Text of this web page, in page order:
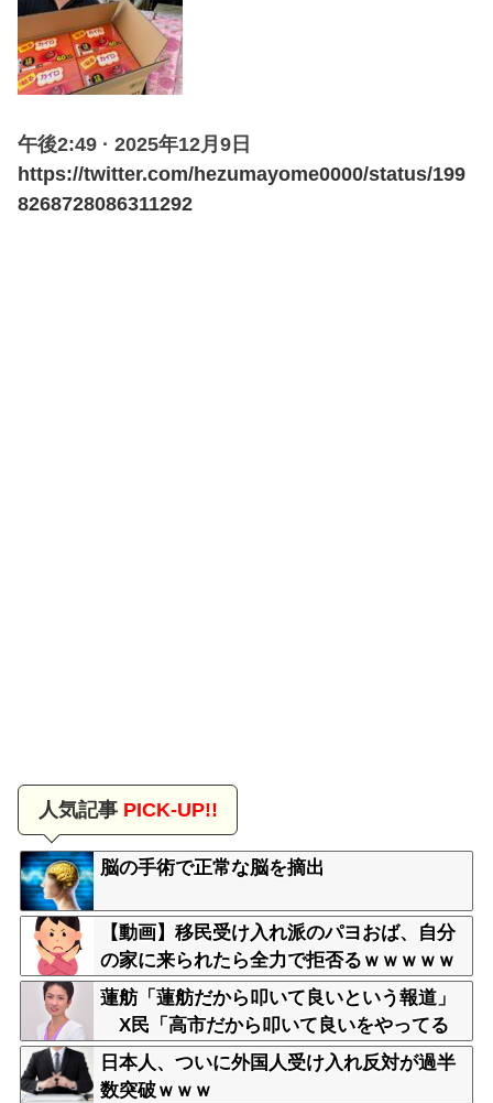
午後2:49 · 2025年12月9日
https://twitter.com/hezumayome0000/status/199
8268728086311292
人気記事PICK-UP!!
脳の手術で正常な脳を摘出
【動画】移民受け入れ派のパヨおば、自分
の家に来られたら全力で拒否るｗｗｗｗｗ
ｗｗｗｗｗｗｗ
蓮舫「蓮舫だから叩いて良いという報道」
X民「高市だから叩いて良いをやってる
のがお前だろ」
日本人、ついに外国人受け入れ反対が過半
数突破ｗｗｗ